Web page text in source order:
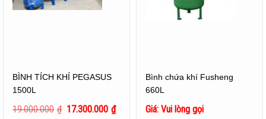
BÌNH TÍCH KHÍ PEGASUS
1500L
19.000.000 ₫ 17.300.000 ₫
Bình chứa khí Fusheng
660L
Giá: Vui lòng gọi